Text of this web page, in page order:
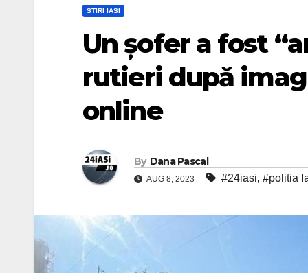
STIRI IASI
Un șofer a fost
rutieri după
online
By Dana Pascal
AUG 8, 2023 #24iasi, #politia